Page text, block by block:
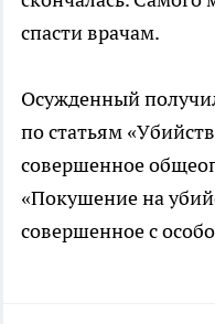
спасти врачам.
Осужденный
по статьям
совершенное
«Покушение на
совершенное с